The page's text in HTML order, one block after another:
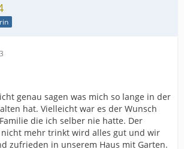
genau sagen was mich so lange in der
hat. Vielleicht war es der Wunsch
die ich selber nie hatte. Der
nicht mehr trinkt wird alles gut und wir
zufrieden in unserem Haus mit Garten.